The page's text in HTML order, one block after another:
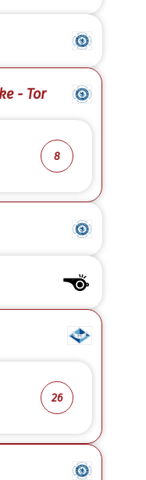
- Tor
8
26